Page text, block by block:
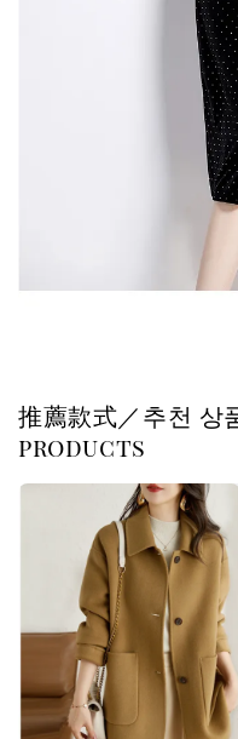
推薦款式／추천
products